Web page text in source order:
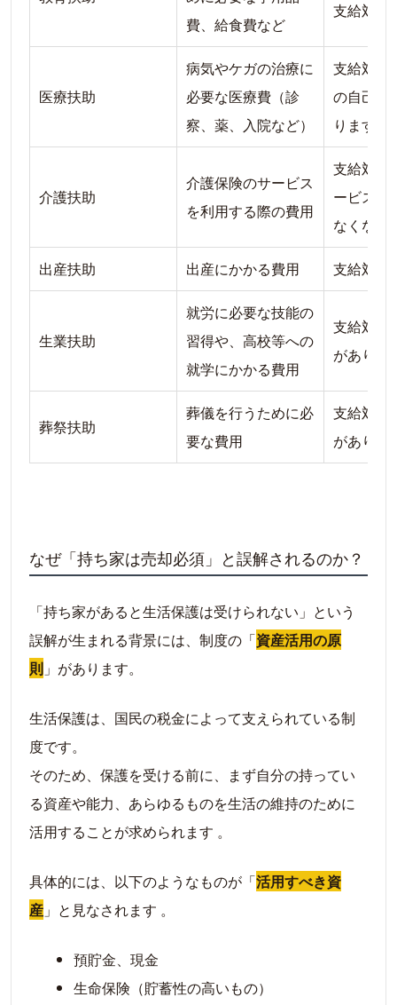
費、給食費など
支給対象
医療扶助
病気やケガの治療に
必要な医療費（診
察、薬、入院など）
支給対象
の自己負
ります
介護扶助
介護保険のサービス
を利用する際の費用
支給対象
ービスの
なくなり
出産扶助 出産にかかる費用 支給対象
生業扶助
就労に必要な技能の
習得や、高校等への
就学にかかる費用
支給対象
がありま
葬祭扶助
葬儀を行うために必
要な費用
支給対象
がありま
なぜ「持ち家は売却必須」と誤解されるのか？
「持ち家があると生活保護は受けられない」という
誤解が生まれる背景には、制度の「資産活用の原
則 」があります。
生活保護は、国民の税金によって支えられている制
度です。
そのため、保護を受ける前に、まず自分の持ってい
る資産や能力、あらゆるものを生活の維持のために
活用することが求められます 。
具体的には、以下のようなものが「活用すべき資
産 」と見なされます 。
預貯金、現金
生命保険（貯蓄性の高いもの）